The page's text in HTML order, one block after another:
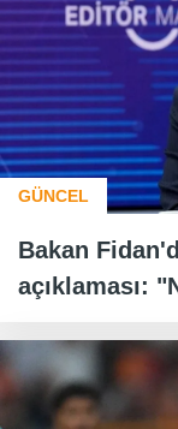
GÜNCEL
Bakan
açıklaması: